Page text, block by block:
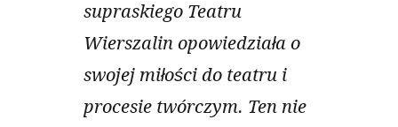
supraskiego Teatru
Wierszalin opowiedziała o
swojej miłości do teatru i
procesie twórczym. Ten nie